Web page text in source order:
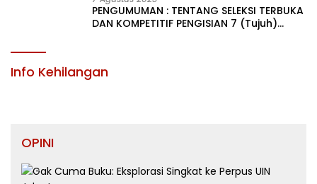
PENGUMUMAN : TENTANG SELEKSI TERBUKA
DAN KOMPETITIF PENGISIAN 7 (Tujuh)
Info Kehilangan
OPINI